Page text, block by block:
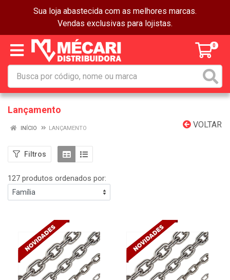
Sua loja abastecida com as melhores marcas.
Vendas exclusivas para lojistas.
0
Lançamento
VOLTAR
INÍCIO LANÇAMENTO
Filtros
127 produtos ordenados por: